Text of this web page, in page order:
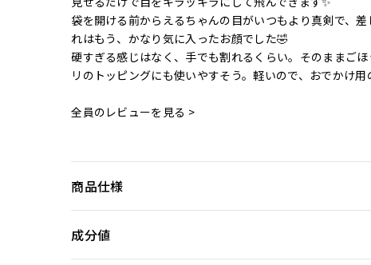
袋を開ける前からえるちゃんの目がいつもより真剣で、
れはもう、かなり気に入ったお顔でした🤣
硬すぎる感じはなく、手でも割れるくらい。そのままご
リのトッピングにも使いやすそう。軽いので、おでかけ
全員のレビューを見る >
商品仕様
成分値